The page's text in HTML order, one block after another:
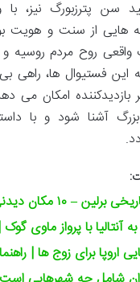
پترزبورگ نیز، با
هایی از سنت و هویت
واقعی روح مردم روسیه
این فستیوال ها، راهی
امکان می
آشنا شود و با
– ۱۰ مکان دیدنی مهم